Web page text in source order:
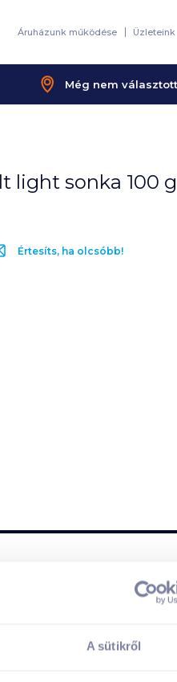
A sütikről
Áruházunk működése Üzleteink
Még nem
light sonka 100
Értesíts, ha olcsóbb!
zsírt tartalmaz,